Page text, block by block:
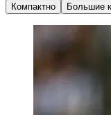
Компактно Большие